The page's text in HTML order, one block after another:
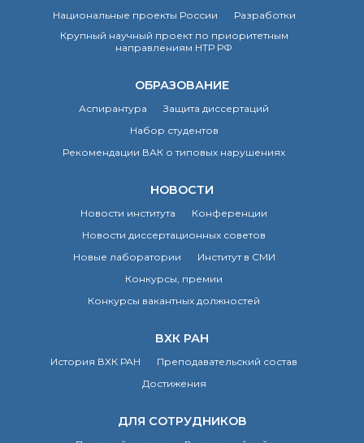
Национальные проекты России
Разработки
Крупный научный проект по приоритетным
направлениям НТР РФ
ОБРАЗОВАНИЕ
Аспирантура
Защита диссертаций
Набор студентов
Рекомендации ВАК о типовых нарушениях
НОВОСТИ
Новости института
Конференции
Новости диссертационных советов
Новые лаборатории
Институт в СМИ
Конкурсы, премии
Конкурсы вакантных должностей
ВХК РАН
История ВХК РАН
Преподавательский состав
Достижения
ДЛЯ СОТРУДНИКОВ